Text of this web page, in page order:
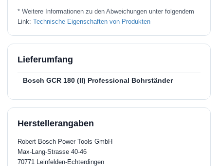
* Weitere Informationen zu den Abweichungen unter folgendem
Link: Technische Eigenschaften von Produkten
Lieferumfang
Bosch GCR 180 (II) Professional Bohrständer
Herstellerangaben
Robert Bosch Power Tools GmbH
Max-Lang-Strasse 40-46
70771 Leinfelden-Echterdingen